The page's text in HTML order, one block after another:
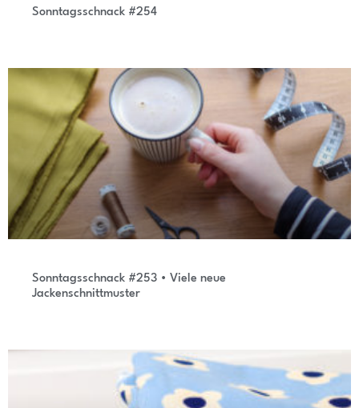
Sonntagsschnack #254
Sonntagsschnack #253 • Viele neue
Jackenschnittmuster